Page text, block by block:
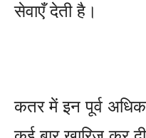
सेवाएँ देती है।
कतर में इन पूर्व